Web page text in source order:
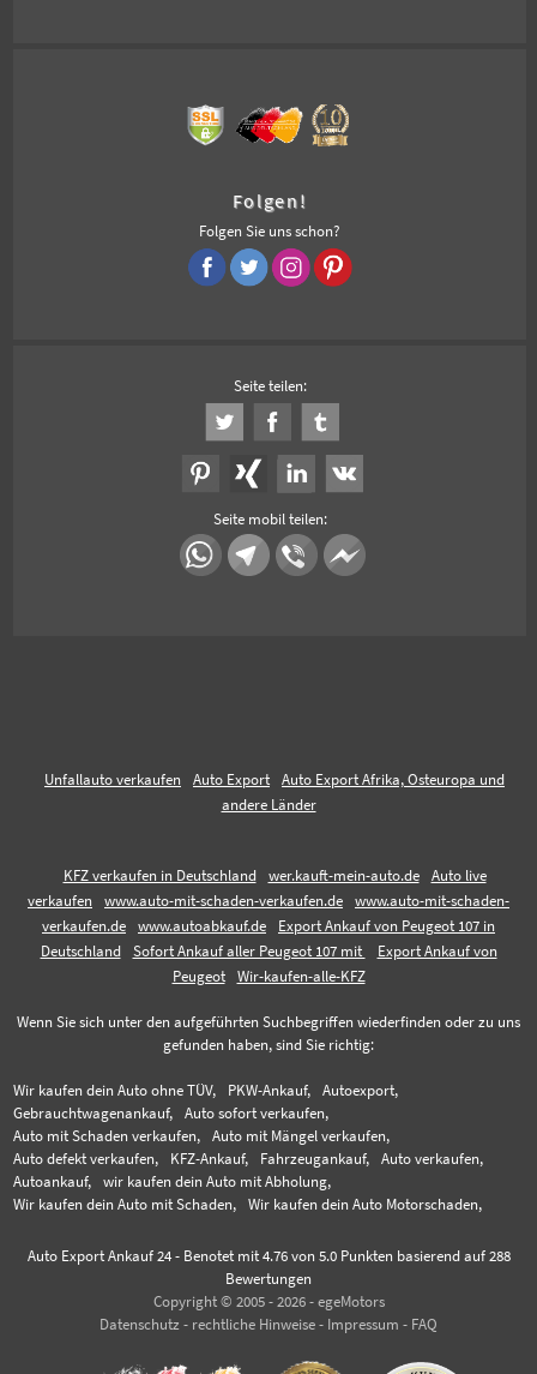
Folgen!
Folgen Sie uns schon?
Seite teilen:
Seite mobil teilen:
Unfallauto verkaufen Auto Export
Auto Export Afrika, Osteuropa und
andere Länder
KFZ verkaufen in Deutschland wer.kauft-mein-auto.de
Auto live
verkaufen
www.auto-mit-schaden-verkaufen.de
www.auto-mit-schaden-
verkaufen.de
www.autoabkauf.de
Export Ankauf von Peugeot 107 in
Deutschland
Sofort Ankauf aller Peugeot 107 mit
Export Ankauf von
Peugeot
Wir-kaufen-alle-KFZ
Wenn Sie sich unter den aufgeführten Suchbegriffen wiederfinden oder zu uns
gefunden haben, sind Sie richtig:
Wir kaufen dein Auto ohne TÜV, PKW-Ankauf,
Autoexport,
Gebrauchtwagenankauf,
Auto sofort verkaufen,
Auto mit Schaden verkaufen,
Auto mit Mängel verkaufen,
Auto defekt verkaufen,
KFZ-Ankauf, Fahrzeugankauf,
Auto verkaufen,
Autoankauf,
wir kaufen dein Auto mit Abholung,
Wir kaufen dein Auto mit Schaden,
Wir kaufen dein Auto Motorschaden,
Auto Export Ankauf 24- Benotet mit 4.76von 5.0 Punkten basierend auf 288
Bewertungen
Copyright © 2005 - 2026 - egeMotors
Datenschutz - rechtliche Hinweise - Impressum - FAQ